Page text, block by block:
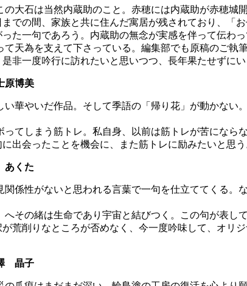
大石は当然内蔵助のこと。赤穂には内蔵助が赤穂城
での間、家族と共に住んだ寓居が残されており、「
た一句であろう。内蔵助の無念が実感を伴って伝わっ
天為を支えて下さっている。編集部でも原稿のご執
非一度吟行に訪れたいと思いつつ、長年果たせずにい
博美
華やいだ作品。そして季語の「帰り花」が動かない
てしまう筋トレ。私自身、以前は筋トレが苦になら
出会ったことを機会に、また筋トレに励みたいと思う
くた
係性がないと思われる言葉で一句を仕立ててくる。
その緒は生命であり宇宙と結びつく。この句が表し
荒削りなところが否めなく、今一度吟味して、オリ
晶子